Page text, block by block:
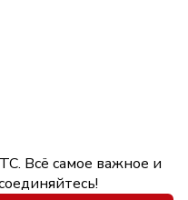
Всё самое важное и